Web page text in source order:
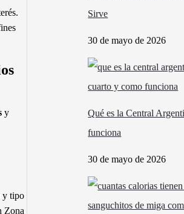
y
y tipo
Zona
Sirve
30 de mayo de 2026
Qué es la Central
funciona
30 de mayo de 2026